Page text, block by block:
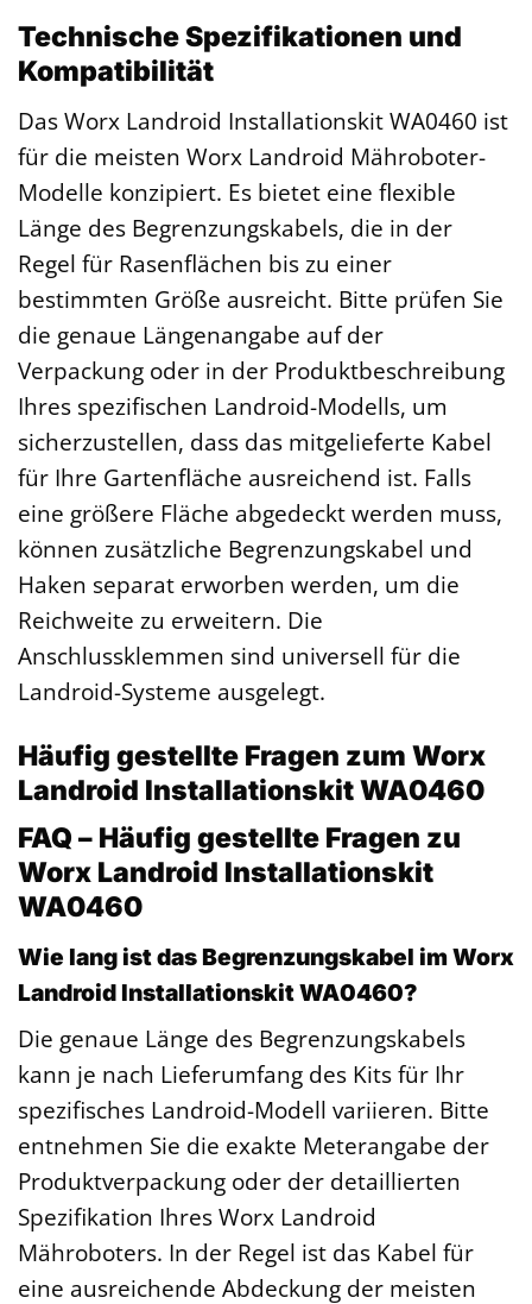
Technische Spezifikationen und
Kompatibilität
Das Worx Landroid Installationskit WA0460 ist
für die meisten Worx Landroid Mähroboter-
Modelle konzipiert. Es bietet eine flexible
Länge des Begrenzungskabels, die in der
Regel für Rasenflächen bis zu einer
bestimmten Größe ausreicht. Bitte prüfen Sie
die genaue Längenangabe auf der
Verpackung oder in der Produktbeschreibung
Ihres spezifischen Landroid-Modells, um
sicherzustellen, dass das mitgelieferte Kabel
für Ihre Gartenfläche ausreichend ist. Falls
eine größere Fläche abgedeckt werden muss,
können zusätzliche Begrenzungskabel und
Haken separat erworben werden, um die
Reichweite zu erweitern. Die
Anschlussklemmen sind universell für die
Landroid-Systeme ausgelegt.
Häufig gestellte Fragen zum Worx
Landroid Installationskit WA0460
FAQ – Häufig gestellte Fragen zu
Worx Landroid Installationskit
WA0460
Wie lang ist das Begrenzungskabel im Worx
Landroid Installationskit WA0460?
Die genaue Länge des Begrenzungskabels
kann je nach Lieferumfang des Kits für Ihr
spezifisches Landroid-Modell variieren. Bitte
entnehmen Sie die exakte Meterangabe der
Produktverpackung oder der detaillierten
Spezifikation Ihres Worx Landroid
Mähroboters. In der Regel ist das Kabel für
eine ausreichende Abdeckung der meisten